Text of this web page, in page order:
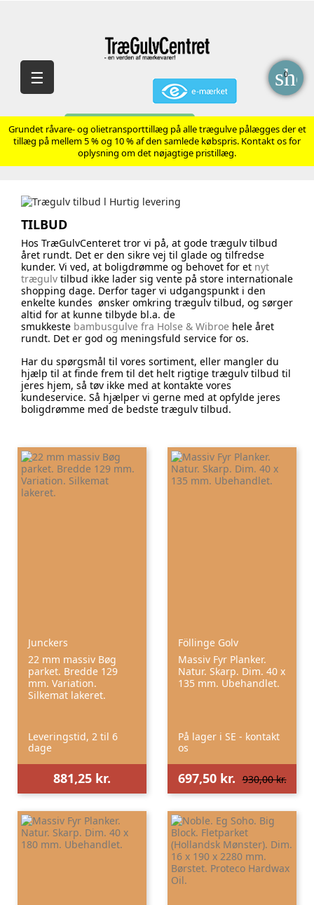
AVANCERET SØGNING
0
Skift
navigation
☰
Grundet råvare- og olietransporttillæg på alle trægulve pålægges der et
tillæg på mellem 5 % og 10 % af den samlede købspris. Kontakt os for
oplysning om det nøjagtige pristillæg.
TILBUD
Hos TræGulvCenteret tror vi på, at gode trægulv tilbud
året rundt. Det er den sikre vej til glade og tilfredse
kunder. Vi ved, at boligdrømme og behovet for et nyt
trægulv tilbud ikke lader sig vente på store internationale
shopping dage. Derfor tager vi udgangspunkt i den
enkelte kundes ønsker omkring trægulv tilbud, og sørger
altid for at kunne tilbyde bl.a. de
smukkeste bambusgulve fra Holse & Wibroe hele året
rundt. Det er god og meningsfuld service for os.
Har du spørgsmål til vores sortiment, eller mangler du
hjælp til at finde frem til det helt rigtige trægulv tilbud til
jeres hjem, så tøv ikke med at kontakte vores
kundeservice. Så hjælper vi gerne med at opfylde jeres
boligdrømme med de bedste trægulv tilbud.
Junckers
22 mm massiv Bøg
parket. Bredde 129
mm. Variation.
Silkemat lakeret.
Leveringstid, 2 til 6
dage
881,25 kr.
Föllinge Golv
Massiv Fyr Planker.
Natur. Skarp. Dim. 40 x
135 mm. Ubehandlet.
På lager i SE - kontakt
os
697,50 kr. 930,00 kr.